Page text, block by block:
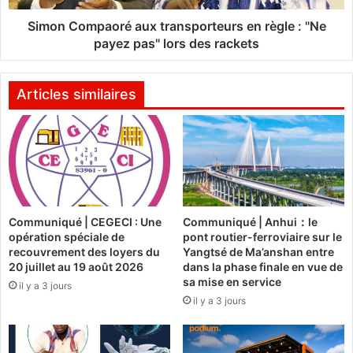
:
u
f
a
u
t
a
v
o
i
r
p
r
é
u
t
r
a
n
p
o
r
t
e
r
Simon Compaoré aux transporteurs en règle : "Ne
payez pas" lors des rackets
Articles similaires
Communiqué | CEGECI : Une
opération spéciale de
recouvrement des loyers du
20 juillet au 19 août 2026
il y a 3 jours
Communiqué | Anhui：le
pont routier-ferroviaire sur le
Yangtsé de Ma’anshan entre
dans la phase finale en vue de
sa mise en service
il y a 3 jours